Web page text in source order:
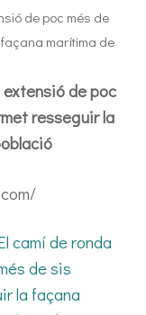
extensió de poc
resseguir la
camí de ronda
de sis
la façana